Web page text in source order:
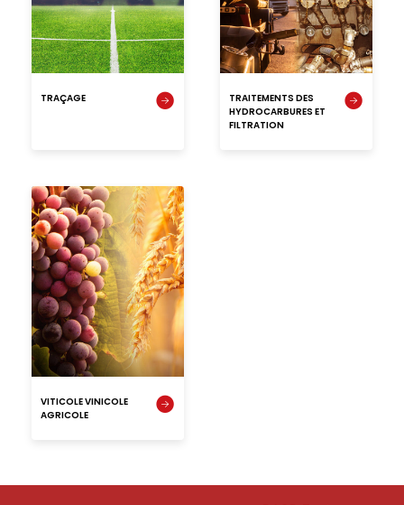
TRAÇAGE
TRAITEMENTS DES
HYDROCARBURES ET
FILTRATION
VITICOLE VINICOLE
AGRICOLE